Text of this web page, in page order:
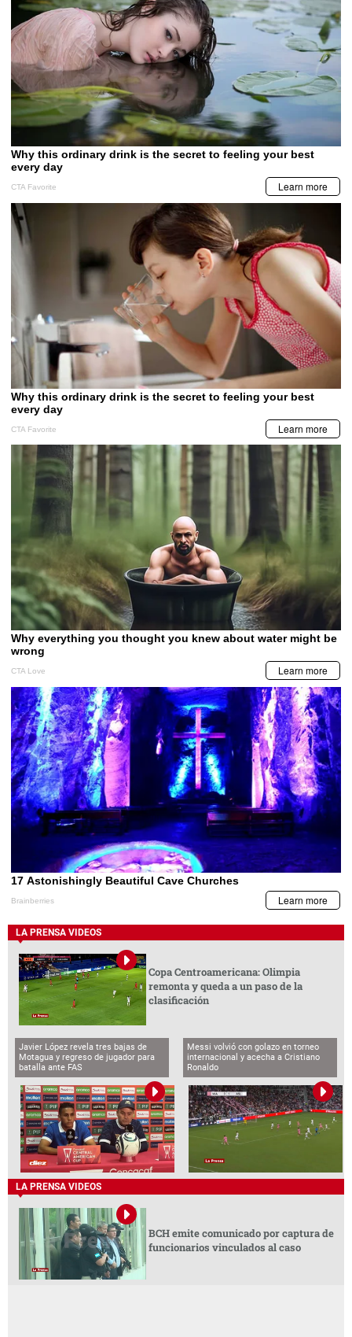
LA PRENSA VIDEOS
Copa Centroamericana: Olimpia
remonta y queda a un paso de la
clasificación
Javier López revela tres bajas de
Motagua y regreso de jugador para
batalla ante FAS
Messi volvió con golazo en torneo
internacional y acecha a Cristiano
Ronaldo
LA PRENSA VIDEOS
BCH emite comunicado por captura de
funcionarios vinculados al caso